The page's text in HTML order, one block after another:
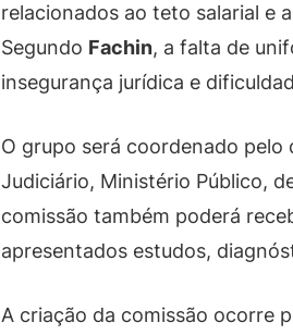
relacionados ao teto salarial e
Segundo Fachin, a falta de
insegurança jurídica e
O grupo será coordenado pelo
Judiciário, Ministério Público,
comissão também poderá
apresentados estudos,
A criação da comissão ocorre